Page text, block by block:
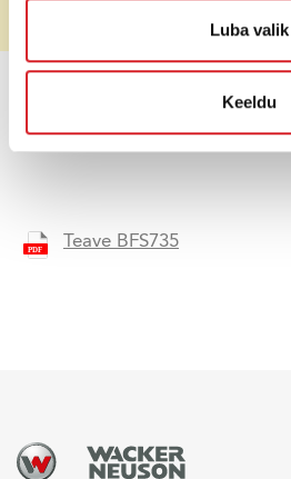
Luba valik
Keeldu
HINNAPÄRING
Teave BFS735